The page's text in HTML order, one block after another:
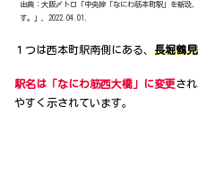
出典：大阪〆トロ「中央線「なにわ筋本町駅」を新設
す。」，2022.04.01．
１つは西本町駅南側にある、 長堀鶴
駅名は「なにわ筋西大橋」に変更さ
やすく示されています。